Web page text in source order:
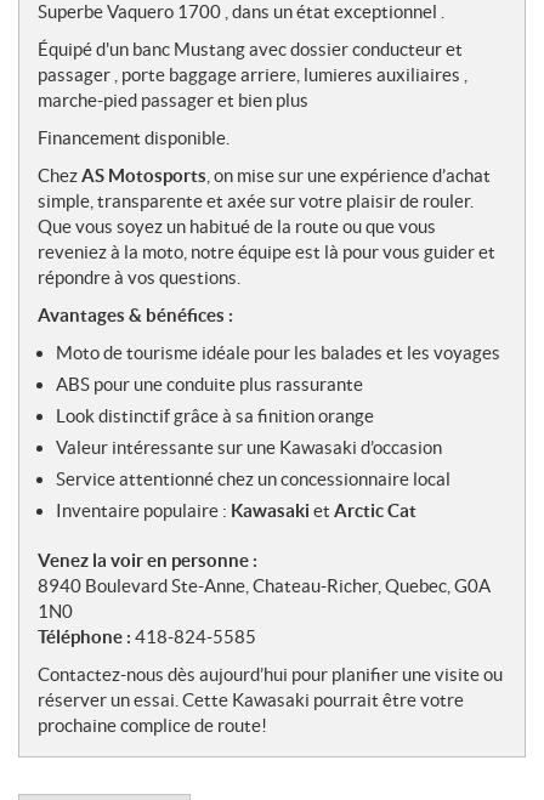
Superbe Vaquero 1700 , dans un état exceptionnel .
Équipé d'un banc Mustang avec dossier conducteur et
passager , porte baggage arriere, lumieres auxiliaires ,
marche-pied passager et bien plus
Financement disponible.
ChezAS Motosports , on mise sur une expérience d’achat
simple, transparente et axée sur votre plaisir de rouler.
Que vous soyez un habitué de la route ou que vous
reveniez à la moto, notre équipe est là pour vous guider et
répondre à vos questions.
Avantages & bénéfices :
Moto de tourisme idéale pour les balades et les voyages
ABS pour une conduite plus rassurante
Look distinctif grâce à sa finition orange
Valeur intéressante sur une Kawasaki d’occasion
Service attentionné chez un concessionnaire local
Inventaire populaire : Kawasaki et Arctic Cat
Venez la voir en personne :
8940 Boulevard Ste-Anne, Chateau-Richer, Quebec, G0A
1N0
Téléphone : 418-824-5585
Contactez-nous dès aujourd’hui pour planifier une visite ou
réserver un essai. Cette Kawasaki pourrait être votre
prochaine complice de route!